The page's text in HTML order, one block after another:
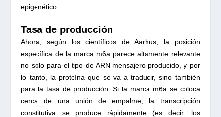
epigenético.
Tasa de producción
Ahora, según los científicos de Aarhus, la posición
específica de la marca m6a parece altamente relevante
no solo para el tipo de ARN mensajero producido, y por
lo tanto, la proteína que se va a traducir, sino también
para la tasa de producción. Si la marca m6a se coloca
cerca de una unión de empalme, la transcripción
constitutiva se produce rápidamente (es decir, los